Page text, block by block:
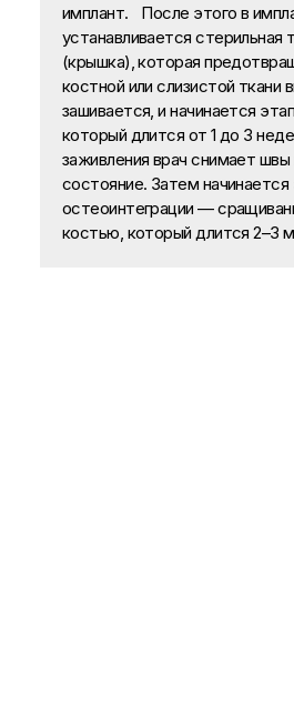
имплант. После этого в
устанавливается стерильная
(крышка), которая
костной или слизистой
зашивается, и начинается
который длится от 1 до 3
заживления врач снимает швы
состояние. Затем начинается
остеоинтеграции —
костью, который длится 2–3